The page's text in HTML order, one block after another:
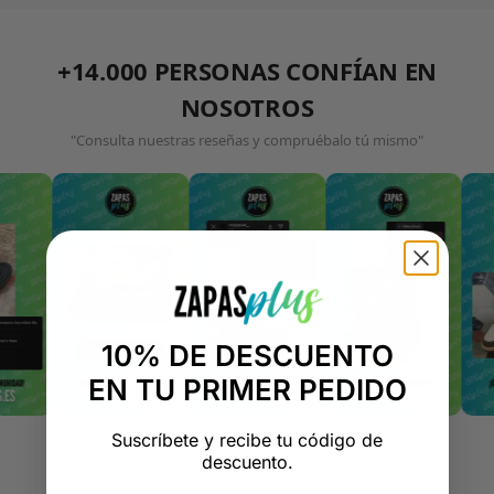
+14.000 PERSONAS CONFÍAN EN
NOSOTROS
"Consulta nuestras reseñas y compruébalo tú mismo"
10% DE DESCUENTO
EN TU PRIMER PEDIDO
Suscríbete y recibe tu código de
descuento.